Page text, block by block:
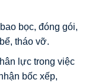
bọc, đóng gói,
tháo vỡ.
lực trong việc
bốc xếp,